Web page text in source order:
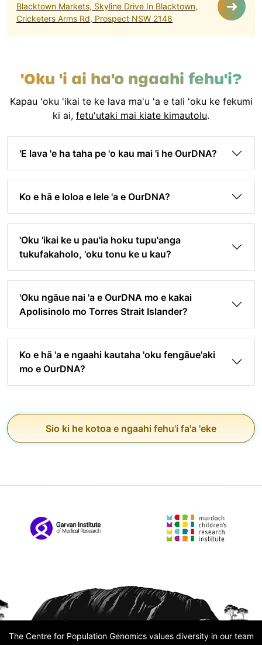
Blacktown Markets, Skyline Drive In Blacktown,
Cricketers Arms Rd, Prospect NSW 2148
'Oku 'i ai ha'o ngaahi fehu'i?
Kapau 'oku 'ikai te ke lava ma'u 'a e tali 'oku ke fekumi
ki ai, fetu'utaki mai kiate kimautolu.
'E lava 'e ha taha pe 'o kau mai 'i he OurDNA?
Ko e hā e loloa e lele 'a e OurDNA?
'Oku 'ikai ke u pau'ia hoku tupu'anga
tukufakaholo, 'oku tonu ke u kau?
'Oku ngāue nai 'a e OurDNA mo e kakai
Apolisinolo mo Torres Strait Islander?
Ko e hā 'a e ngaahi kautaha 'oku fengāue'aki
mo e OurDNA?
Sio ki he kotoa e ngaahi fehu'i fa'a 'eke
The Centre for Population Genomics values diversity in our team